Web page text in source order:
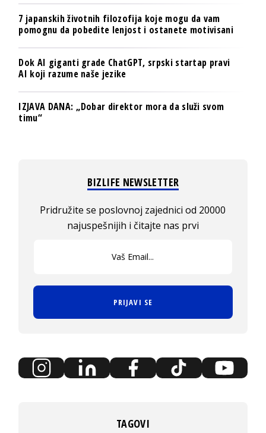
7 japanskih životnih filozofija koje mogu da vam
pomognu da pobedite lenjost i ostanete motivisani
Dok AI giganti grade ChatGPT, srpski startap pravi
AI koji razume naše jezike
IZJAVA DANA: „Dobar direktor mora da služi svom
timu“
BIZLIFE NEWSLETTER
Pridružite se poslovnoj zajednici od 20000
najuspešnijih i čitajte nas prvi
PRIJAVI SE
TAGOVI